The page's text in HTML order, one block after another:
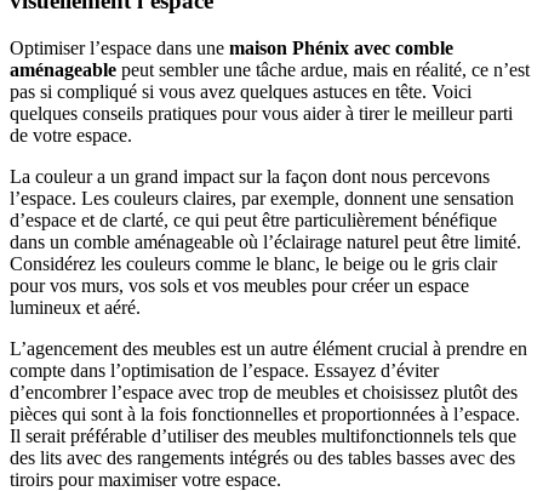
Optimiser l’espace dans une maison Phénix avec comble
aménageable peut sembler une tâche ardue, mais en réalité, ce n’est
pas si compliqué si vous avez quelques astuces en tête. Voici
quelques conseils pratiques pour vous aider à tirer le meilleur parti
de votre espace.
La couleur a un grand impact sur la façon dont nous percevons
l’espace. Les couleurs claires, par exemple, donnent une sensation
d’espace et de clarté, ce qui peut être particulièrement bénéfique
dans un comble aménageable où l’éclairage naturel peut être limité.
Considérez les couleurs comme le blanc, le beige ou le gris clair
pour vos murs, vos sols et vos meubles pour créer un espace
lumineux et aéré.
L’agencement des meubles est un autre élément crucial à prendre en
compte dans l’optimisation de l’espace. Essayez d’éviter
d’encombrer l’espace avec trop de meubles et choisissez plutôt des
pièces qui sont à la fois fonctionnelles et proportionnées à l’espace.
Il serait préférable d’utiliser des meubles multifonctionnels tels que
des lits avec des rangements intégrés ou des tables basses avec des
tiroirs pour maximiser votre espace.